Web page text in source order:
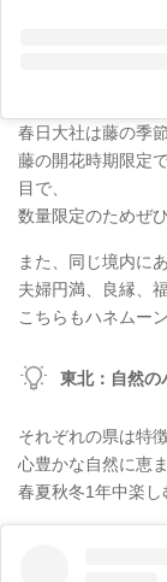
春日大社は藤の季
藤の開花時期限定
目で、
数量限定のためぜ
また、同じ境内に
夫婦円満、良縁、
こちらもハネムー
東北：自然の
それぞれの県は特
心豊かな自然に恵
春夏秋冬1年中楽